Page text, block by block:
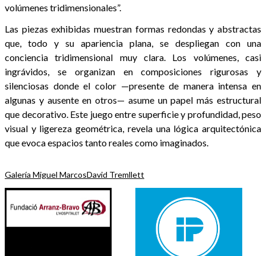
volúmenes tridimensionales”.
Las piezas exhibidas muestran formas redondas y abstractas
que, todo y su apariencia plana, se despliegan con una
conciencia tridimensional muy clara. Los volúmenes, casi
ingrávidos, se organizan en composiciones rigurosas y
silenciosas donde el color —presente de manera intensa en
algunas y ausente en otros— asume un papel más estructural
que decorativo. Este juego entre superficie y profundidad, peso
visual y ligereza geométrica, revela una lógica arquitectónica
que evoca espacios tanto reales como imaginados.
Galería Miguel MarcosDavid Tremllett